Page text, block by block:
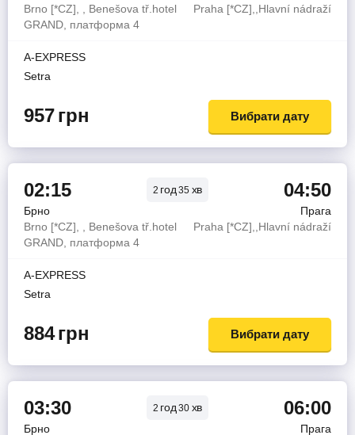
Brno [*CZ], , Benešova tř.hotel
GRAND, платформа 4
Praha [*CZ],,Hlavní nádraží
A-EXPRESS
Setra
957грн Вибрати дату
02:15 2 год35 хв 04:50
Брно
Прага
Brno [*CZ], , Benešova tř.hotel
GRAND, платформа 4
Praha [*CZ],,Hlavní nádraží
A-EXPRESS
Setra
884грн Вибрати дату
03:30 2 год30 хв 06:00
Брно
Прага